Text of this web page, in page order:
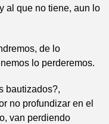
al que no tiene, aun lo
de lo
lo perderemos.
bautizados?,
no profundizar en el
van perdiendo